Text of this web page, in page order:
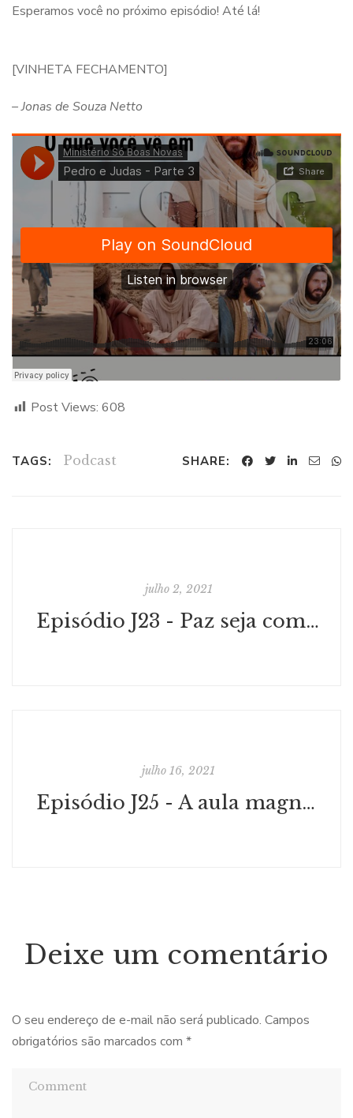
Esperamos você no próximo episódio! Até lá!
[VINHETA FECHAMENTO]
– Jonas de Souza Netto
Post Views: 608
TAGS: Podcast SHARE:
julho 2, 2021
Episódio J23 - Paz seja com vocês!
julho 16, 2021
Episódio J25 - A aula magna de Jesus
Deixe um comentário
O seu endereço de e-mail não será publicado. Campos
obrigatórios são marcados com *